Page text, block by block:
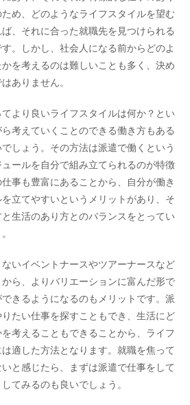
め、どのようなライフスタイルを望む
、それに合った就職先を見つけられる
。しかし、社会人になる前からどのよ
を考えるのは難しいことも多く、決め
ありません。
より良いライフスタイルは何か？とい
考えていくことのできる働き方もある
しょう。その方法は派遣で働くという
ールを自分で組み立てられるのが特徴
事も豊富にあることから、自分が働き
立てやすいというメリットがあり、そ
生活のあり方とのバランスをとってい
いイベントナースやツアーナースなど
ら、よりバリエーションに富んだ形で
きるようになるのもメリットです。派
たい仕事を探すこともでき、生活にど
考えることもできることから、ライフ
適した方法となります。就職を焦って
と感じたら、まずは派遣で仕事をして
てみるのも良いでしょう。